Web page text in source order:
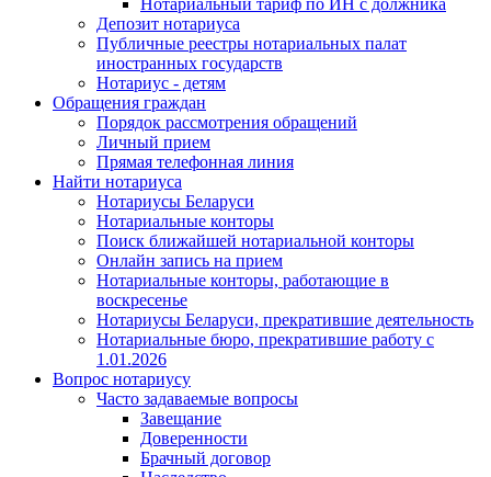
Депозит нотариуса
Публичные реестры нотариальных палат
иностранных государств
Нотариус - детям
Обращения граждан
Порядок рассмотрения обращений
Личный прием
Прямая телефонная линия
Найти нотариуса
Нотариусы Беларуси
Нотариальные конторы
Поиск ближайшей нотариальной конторы
Онлайн запись на прием
Нотариальные конторы, работающие в
воскресенье
Нотариусы Беларуси, прекратившие деятельность
Нотариальные бюро, прекратившие работу с
1.01.2026
Вопрос нотариусу
Часто задаваемые вопросы
Завещание
Доверенности
Брачный договор